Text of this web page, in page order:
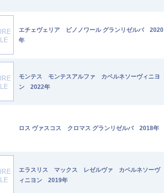
エチェヴェリア ピノノワール グランリゼルバ 2020
年
モンテス モンテスアルファ カベルネソーヴィニヨ
ン 2022年
ロス ヴァスコス クロマス グランリゼルバ 2018年
エラスリス マックス レゼルヴァ カベルネソーヴ
ィニヨン 2019年